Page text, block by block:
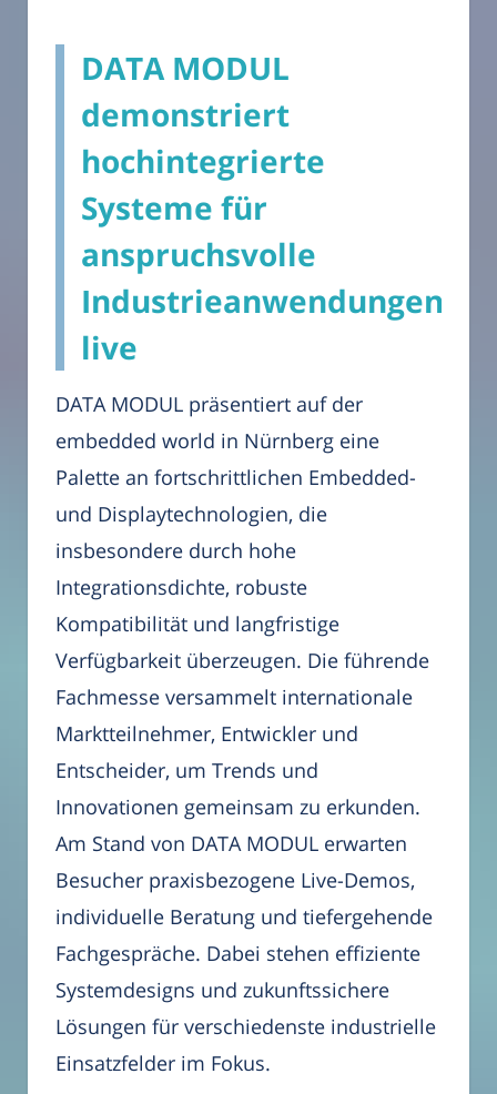
DATA MODUL
demonstriert
hochintegrierte
Systeme für
anspruchsvolle
Industrieanwendungen
live
DATA MODUL präsentiert auf der
embedded world in Nürnberg eine
Palette an fortschrittlichen Embedded-
und Displaytechnologien, die
insbesondere durch hohe
Integrationsdichte, robuste
Kompatibilität und langfristige
Verfügbarkeit überzeugen. Die führende
Fachmesse versammelt internationale
Marktteilnehmer, Entwickler und
Entscheider, um Trends und
Innovationen gemeinsam zu erkunden.
Am Stand von DATA MODUL erwarten
Besucher praxisbezogene Live-Demos,
individuelle Beratung und tiefergehende
Fachgespräche. Dabei stehen effiziente
Systemdesigns und zukunftssichere
Lösungen für verschiedenste industrielle
Einsatzfelder im Fokus.